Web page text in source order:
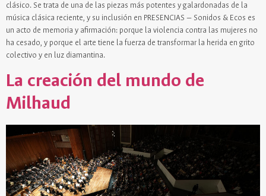
clásico. Se trata de una de las piezas más potentes y galardonadas de la
música clásica reciente, y su inclusión en PRESENCIAS — Sonidos & Ecos es
un acto de memoria y afirmación: porque la violencia contra las mujeres no
ha cesado, y porque el arte tiene la fuerza de transformar la herida en grito
colectivo y en luz diamantina.
La creación del mundo de
Milhaud